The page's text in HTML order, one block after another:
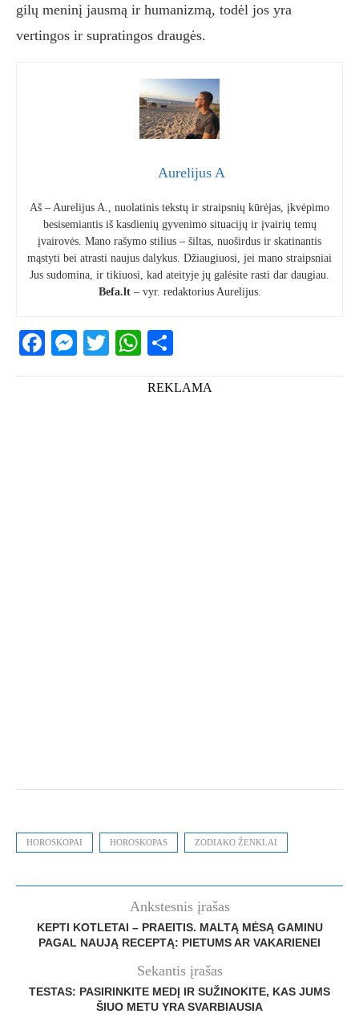
gilų meninį jausmą ir humanizmą, todėl jos yra
vertingos ir supratingos draugės.
Aurelijus A
Aš – Aurelijus A., nuolatinis tekstų ir straipsnių kūrėjas, įkvėpimo
besisemiantis iš kasdienių gyvenimo situacijų ir įvairių temų
įvairovės. Mano rašymo stilius – šiltas, nuoširdus ir skatinantis
mąstyti bei atrasti naujus dalykus. Džiaugiuosi, jei mano straipsniai
Jus sudomina, ir tikiuosi, kad ateityje jų galėsite rasti dar daugiau.
Befa.lt– vyr. redaktorius Aurelijus.
Facebook
Messenger
TwitterWhatsApp
REKLAMA
HOROSKOPAI HOROSKOPAS ZODIAKO ŽENKLAI
Ankstesnis įrašas
KEPTI KOTLETAI – PRAEITIS. MALTĄ MĖSĄ GAMINU
PAGAL NAUJĄ RECEPTĄ: PIETUMS AR VAKARIENEI
Sekantis įrašas
TESTAS: PASIRINKITE MEDĮ IR SUŽINOKITE, KAS JUMS
ŠIUO METU YRA SVARBIAUSIA